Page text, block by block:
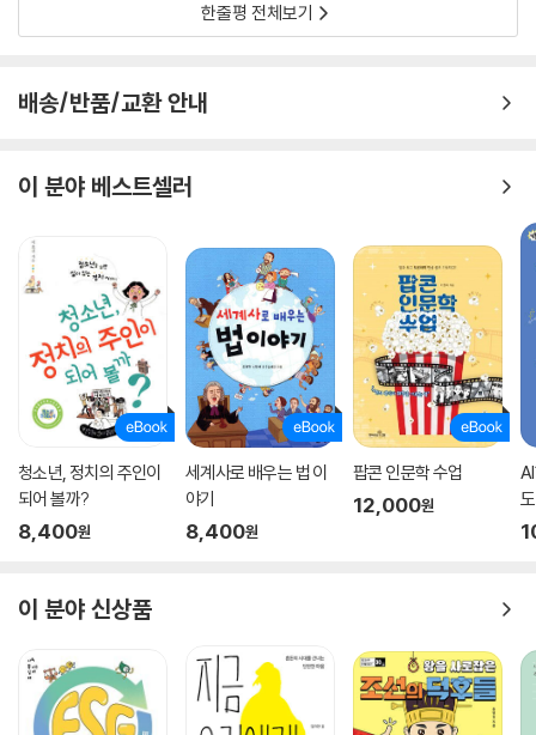
한줄평 전체보기
배송/반품/교환 안내
이 분야 베스트셀러
청소년, 정치의 주인이
되어 볼까?
8,400원
세계사로 배우는 법 이
야기
8,400원
팝콘 인문학 수업
12,000원
이 분야 신상품